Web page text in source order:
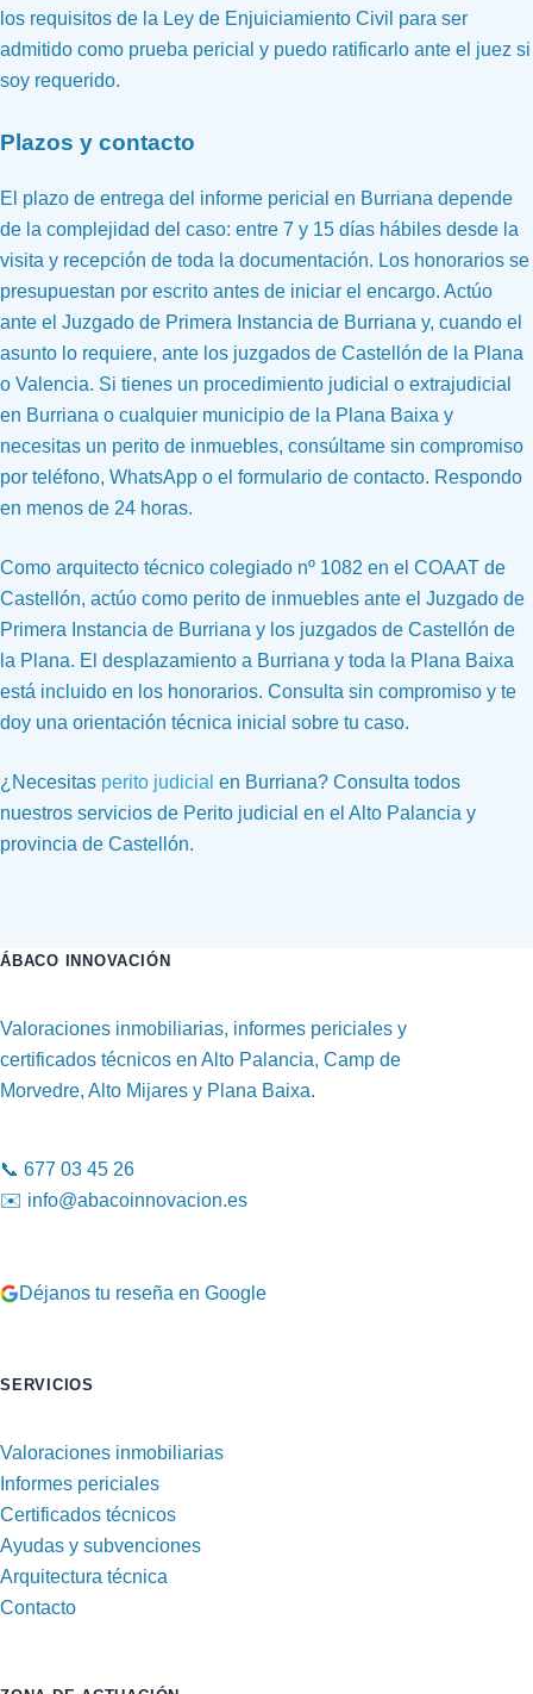
los requisitos de la Ley de Enjuiciamiento Civil para ser
admitido como prueba pericial y puedo ratificarlo ante el juez si
soy requerido.
Plazos y contacto
El plazo de entrega del informe pericial en Burriana depende
de la complejidad del caso: entre 7 y 15 días hábiles desde la
visita y recepción de toda la documentación. Los honorarios se
presupuestan por escrito antes de iniciar el encargo. Actúo
ante el Juzgado de Primera Instancia de Burriana y, cuando el
asunto lo requiere, ante los juzgados de Castellón de la Plana
o Valencia. Si tienes un procedimiento judicial o extrajudicial
en Burriana o cualquier municipio de la Plana Baixa y
necesitas un perito de inmuebles, consúltame sin compromiso
por teléfono, WhatsApp o el formulario de contacto. Respondo
en menos de 24 horas.
Como arquitecto técnico colegiado nº 1082 en el COAAT de
Castellón, actúo como perito de inmuebles ante el Juzgado de
Primera Instancia de Burriana y los juzgados de Castellón de
la Plana. El desplazamiento a Burriana y toda la Plana Baixa
está incluido en los honorarios. Consulta sin compromiso y te
doy una orientación técnica inicial sobre tu caso.
¿Necesitas perito judicial en Burriana? Consulta todos
nuestros servicios de Perito judicial en el Alto Palancia y
provincia de Castellón.
ÁBACO INNOVACIÓN
Valoraciones inmobiliarias, informes periciales y
certificados técnicos en Alto Palancia, Camp de
Morvedre, Alto Mijares y Plana Baixa.
📞 677 03 45 26
✉️ info@abacoinnovacion.es
Déjanos tu reseña en Google
SERVICIOS
Valoraciones inmobiliarias
Informes periciales
Certificados técnicos
Ayudas y subvenciones
Arquitectura técnica
Contacto